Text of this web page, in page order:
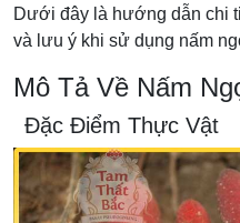
Dưới đây là hướng dẫn chi
và lưu ý khi sử dụng nấm
Mô Tả Về Nấm
Đặc Điểm Thực Vật